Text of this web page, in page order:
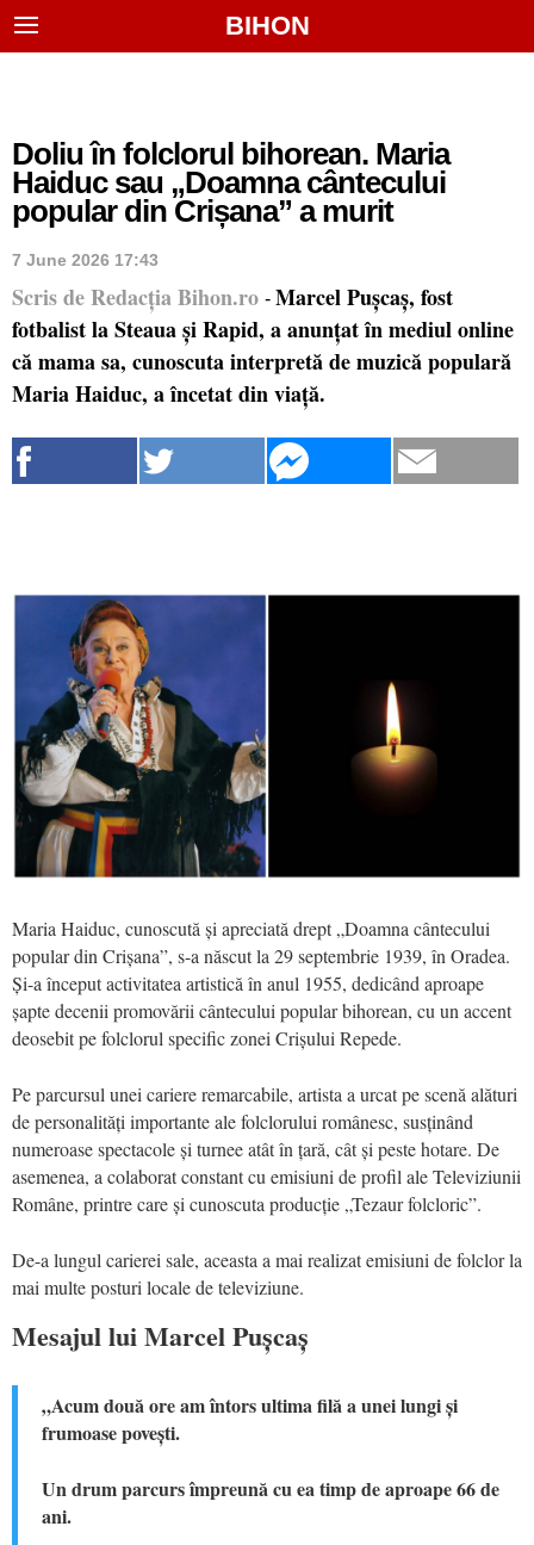
BIHON
Doliu în folclorul bihorean. Maria
Haiduc sau „Doamna cântecului
popular din Crișana” a murit
7 June 2026 17:43
Scris de Redacția Bihon.ro - Marcel Pușcaș, fost
fotbalist la Steaua și Rapid, a anunțat în mediul online
că mama sa, cunoscuta interpretă de muzică populară
Maria Haiduc, a încetat din viață.
Maria Haiduc, cunoscută și apreciată drept „Doamna cântecului
popular din Crișana”, s-a născut la 29 septembrie 1939, în Oradea.
Și-a început activitatea artistică în anul 1955, dedicând aproape
șapte decenii promovării cântecului popular bihorean, cu un accent
deosebit pe folclorul specific zonei Crișului Repede.
Pe parcursul unei cariere remarcabile, artista a urcat pe scenă alături
de personalități importante ale folclorului românesc, susținând
numeroase spectacole și turnee atât în țară, cât și peste hotare. De
asemenea, a colaborat constant cu emisiuni de profil ale Televiziunii
Române, printre care și cunoscuta producție „Tezaur folcloric”.
De-a lungul carierei sale, aceasta a mai realizat emisiuni de folclor la
mai multe posturi locale de televiziune.
Mesajul lui Marcel Pușcaș
„Acum două ore am întors ultima filă a unei lungi și
frumoase povești.
Un drum parcurs împreună cu ea timp de aproape 66 de
ani.